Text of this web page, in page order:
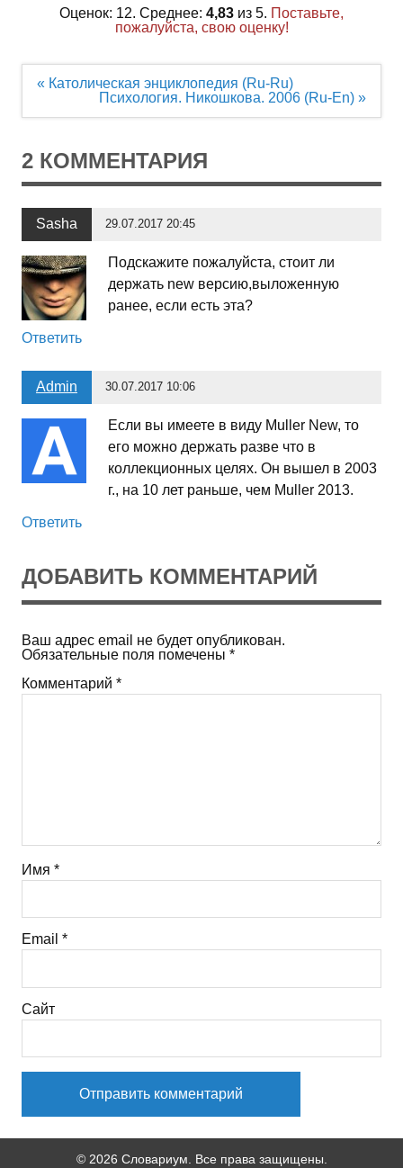
Оценок: 12. Среднее: 4,83 из 5. Поставьте,
пожалуйста, свою оценку!
Навигация
« Католическая энциклопедия (Ru-Ru)
Психология. Никошкова. 2006 (Ru-En) »
2 КОММЕНТАРИЯ
Sasha 29.07.2017 20:45
Подскажите пожалуйста, стоит ли
держать new версию,выложенную
ранее, если есть эта?
Ответить
Admin 30.07.2017 10:06
Если вы имеете в виду Muller New, то
его можно держать разве что в
коллекционных целях. Он вышел в 2003
г., на 10 лет раньше, чем Muller 2013.
Ответить
ДОБАВИТЬ КОММЕНТАРИЙ
Ваш адрес email не будет опубликован.
Обязательные поля помечены *
Комментарий *
Имя *
Email *
Сайт
© 2026 Словариум. Все права защищены.